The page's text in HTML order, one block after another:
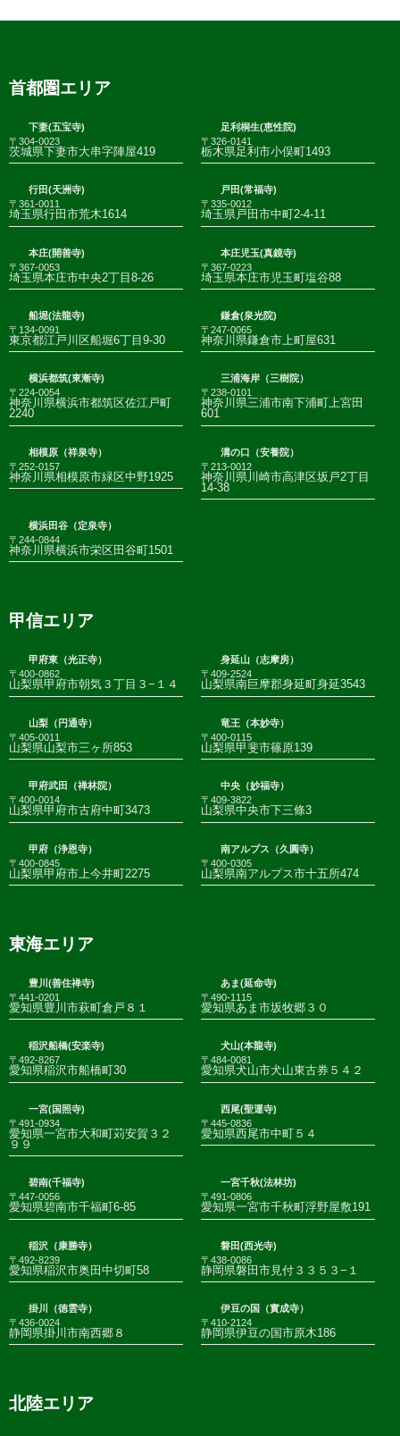
首都圏エリア
下妻(五宝寺)
〒304-0023
茨城県下妻市大串字陣屋419
足利桐生(恵性院)
〒326-0141
栃木県足利市小俣町1493
行田(天洲寺)
〒361-0011
埼玉県行田市荒木1614
戸田(常福寺)
〒335-0012
埼玉県戸田市中町2-4-11
本庄(開善寺)
〒367-0053
埼玉県本庄市中央2丁目8-26
本庄児玉(真鏡寺)
〒367-0223
埼玉県本庄市児玉町塩谷88
船堀(法龍寺)
〒134-0091
東京都江戸川区船堀6丁目9-30
鎌倉(泉光院)
〒247-0065
神奈川県鎌倉市上町屋631
横浜都筑(東漸寺)
〒224-0054
神奈川県横浜市都筑区佐江戸町
2240
三浦海岸（三樹院）
〒238-0101
神奈川県三浦市南下浦町上宮田
601
相模原（祥泉寺）
〒252-0157
神奈川県相模原市緑区中野1925
溝の口（安養院）
〒213-0012
神奈川県川崎市高津区坂戸2丁目
14-38
横浜田谷（定泉寺）
〒244-0844
神奈川県横浜市栄区田谷町1501
甲信エリア
甲府東（光正寺）
〒400-0862
山梨県甲府市朝気３丁目３−１４
身延山（志摩房）
〒409-2524
山梨県南巨摩郡身延町身延3543
山梨（円通寺）
〒405-0011
山梨県山梨市三ヶ所853
竜王（本妙寺）
〒400-0115
山梨県甲斐市篠原139
甲府武田（禅林院）
〒400-0014
山梨県甲府市古府中町3473
中央（妙福寺）
〒409-3822
山梨県中央市下三條3
甲府（浄恩寺）
〒400-0845
山梨県甲府市上今井町2275
南アルプス（久圓寺）
〒400-0305
山梨県南アルプス市十五所474
東海エリア
豊川(善住禅寺)
〒441-0201
愛知県豊川市萩町倉戸８１
あま(延命寺)
〒490-1115
愛知県あま市坂牧郷３０
稲沢船橋(安楽寺)
〒492-8267
愛知県稲沢市船橋町30
犬山(本龍寺)
〒484-0081
愛知県犬山市犬山東古券５４２
一宮(国照寺)
〒491-0934
愛知県一宮市大和町苅安賀３２
９９
西尾(聖運寺)
〒445-0836
愛知県西尾市中町５４
碧南(千福寺)
〒447-0056
愛知県碧南市千福町6-85
一宮千秋(法林坊)
〒491-0806
愛知県一宮市千秋町浮野屋敷191
稲沢（康勝寺）
〒492-8239
愛知県稲沢市奥田中切町58
磐田(西光寺)
〒438-0086
静岡県磐田市見付３３５３−１
掛川（徳雲寺）
〒436-0024
静岡県掛川市南西郷８
伊豆の国（實成寺）
〒410-2124
静岡県伊豆の国市原木186
北陸エリア